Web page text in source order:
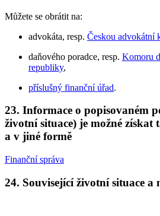
Můžete se obrátit na:
advokáta, resp. Českou advokátní
daňového poradce, resp. Komoru
republiky,
příslušný finanční úřad.
23. Informace o popisovaném
životní situace) je možné získat
a v jiné formě
Finanční správa
24. Související životní situace a